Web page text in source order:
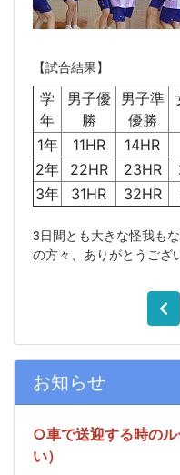
お知らせ
○車で送迎する時の
い）
【試合結果】
学
年
男子優
勝
男子準
優勝
1年
11HR 14HR
2年
22HR 23HR
3年
31HR 32HR
3日間とも大きな怪我も
の方々、ありがとうござ